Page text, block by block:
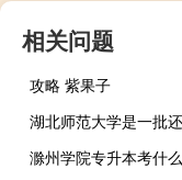
相关问题
攻略 紫果子
滁州学院专升本考什么